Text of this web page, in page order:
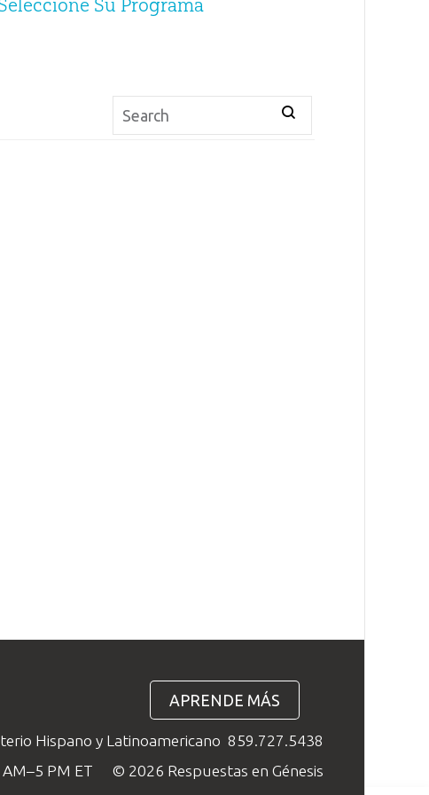
Su Programa
APRENDE MÁS
Hispano y Latinoamericano 859.727.5438
PM ET
© 2026 Respuestas en Génesis